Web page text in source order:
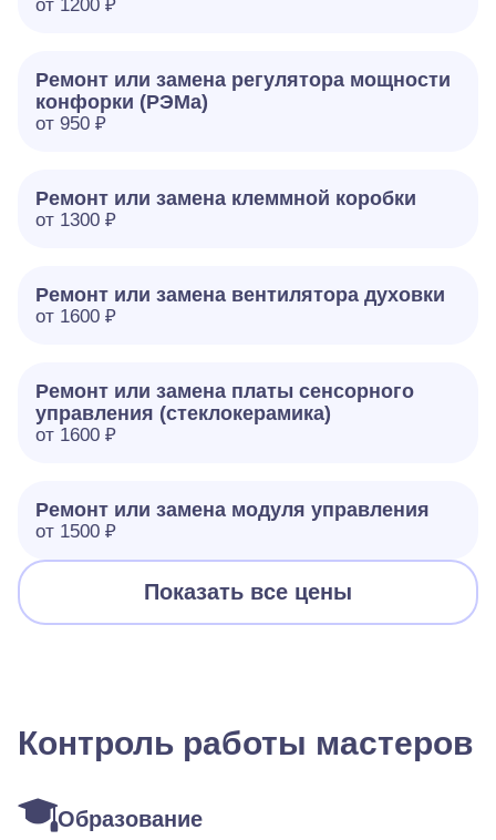
от 1200 ₽
Ремонт или замена регулятора мощности
конфорки (РЭМа)
от 950 ₽
Ремонт или замена клеммной коробки
от 1300 ₽
Ремонт или замена вентилятора духовки
от 1600 ₽
Ремонт или замена платы сенсорного
управления (стеклокерамика)
от 1600 ₽
Ремонт или замена модуля управления
от 1500 ₽
Показать все цены
Контроль работы мастеров
Образование